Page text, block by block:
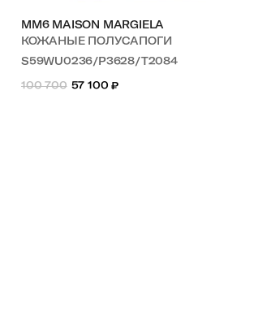
MM6 MAISON MARGIELA
КОЖАНЫЕ ПОЛУСАПОГИ
S59WU0236/P3628/T2084
100 700
57 100 ₽